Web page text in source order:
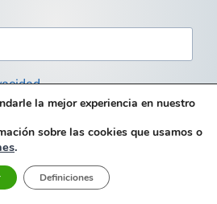
físicos que ocurren
con la Política de Privacidad *
la mejor experiencia en nuestro
sobre las cookies que usamos o
.
Definiciones